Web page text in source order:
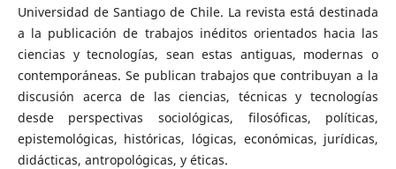
Universidad de Santiago de Chile. La revista está destinada
a la publicación de trabajos inéditos orientados hacia las
ciencias y tecnologías, sean estas antiguas, modernas o
contemporáneas. Se publican trabajos que contribuyan a la
discusión acerca de las ciencias, técnicas y tecnologías
desde perspectivas sociológicas, filosóficas, políticas,
epistemológicas, históricas, lógicas, económicas, jurídicas,
didácticas, antropológicas, y éticas.